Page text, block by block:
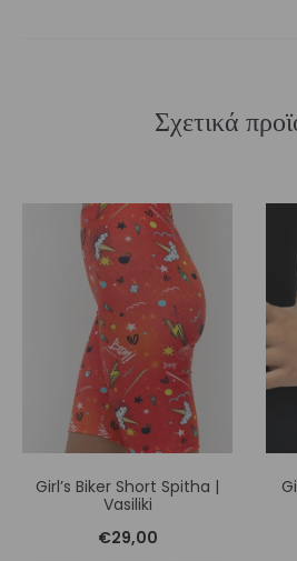
Σχετικά
Girl’s Biker Short Spitha |
Vasiliki
€29,00